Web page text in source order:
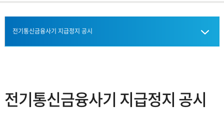
비대면 금융사고 책임분담제도
전기통신금융사기 지급정지 공시
전기통신금융사기 지급정지 공시